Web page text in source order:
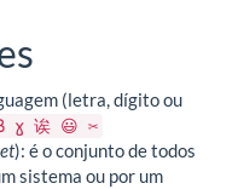
(letra, dígito ou
ɣ 诶 😃 ✂
): é o conjunto de todos
sistema ou por um